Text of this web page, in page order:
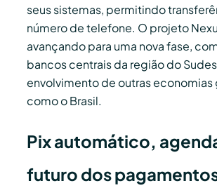
seus sistemas, permitindo
número de telefone. O projeto
avançando para uma nova fase,
bancos centrais da região do
envolvimento de outras economias
como o Brasil.
Pix automático,
futuro dos